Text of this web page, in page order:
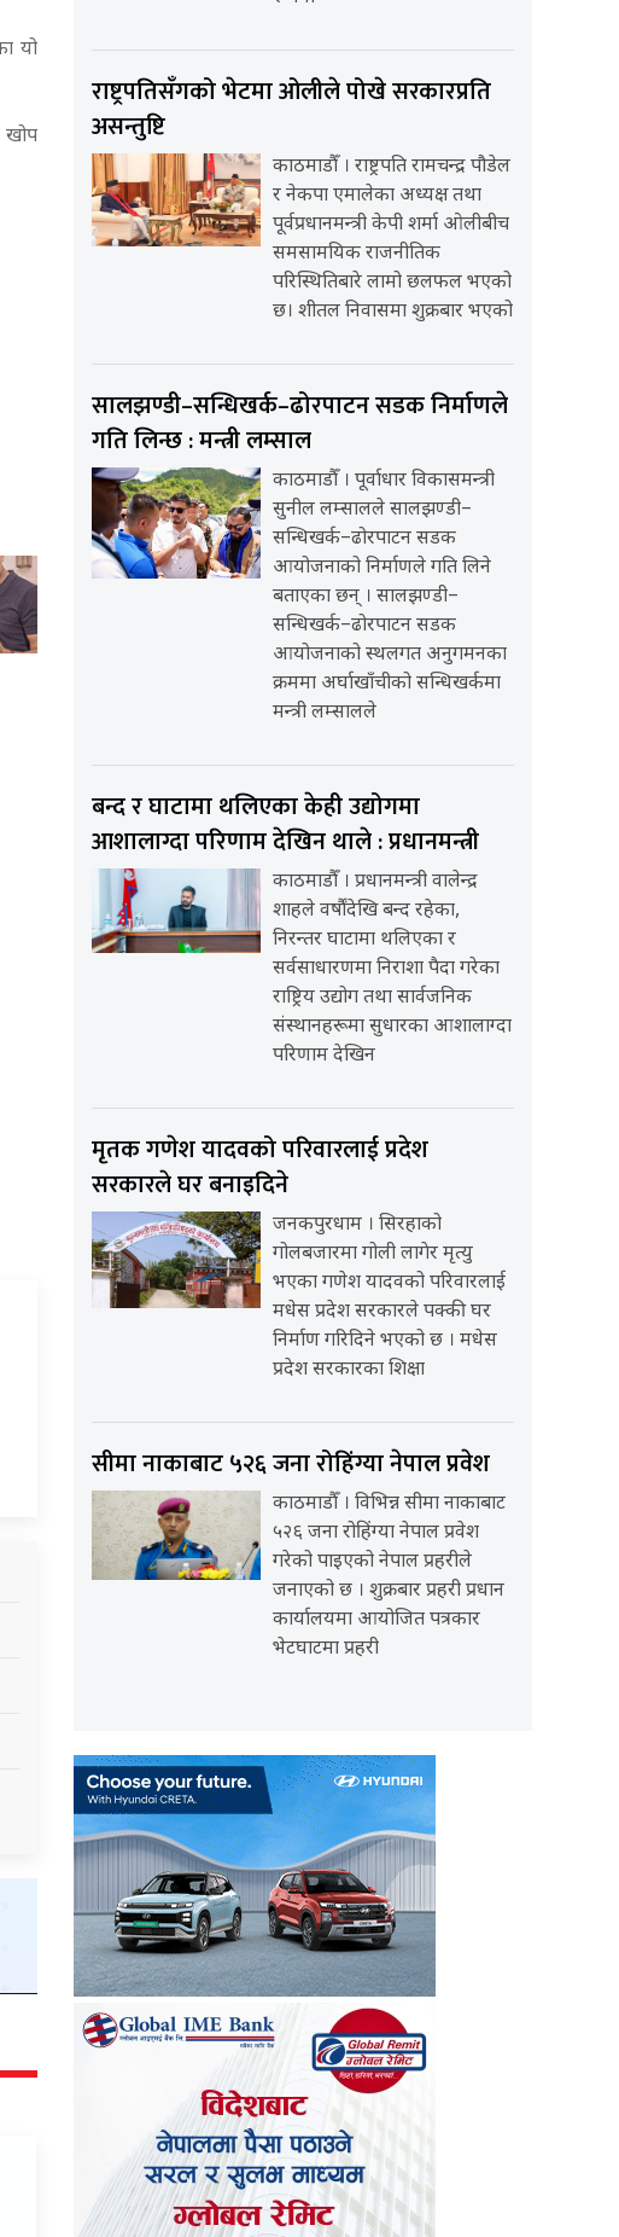
यो
खोप
राष्ट्रपतिसँगको भेटमा ओलीले पोखे सरकारप्रति
असन्तुष्टि
काठमाडौँ । राष्ट्रपति रामचन्द्र पौडेल
र नेकपा एमालेका अध्यक्ष तथा
पूर्वप्रधानमन्त्री केपी शर्मा ओलीबीच
समसामयिक राजनीतिक
परिस्थितिबारे लामो छलफल भएको
छ। शीतल निवासमा शुक्रबार भएको
सालझण्डी–सन्धिखर्क–ढोरपाटन सडक निर्माणले
गति लिन्छ : मन्त्री लम्साल
काठमाडौँ । पूर्वाधार विकासमन्त्री
सुनील लम्सालले सालझण्डी–
सन्धिखर्क–ढोरपाटन सडक
आयोजनाको निर्माणले गति लिने
बताएका छन् । सालझण्डी–
सन्धिखर्क–ढोरपाटन सडक
आयोजनाको स्थलगत अनुगमनका
क्रममा अर्घाखाँचीको सन्धिखर्कमा
मन्त्री लम्सालले
बन्द र घाटामा थलिएका केही उद्योगमा
आशालाग्दा परिणाम देखिन थाले : प्रधानमन्त्री
काठमाडौँ । प्रधानमन्त्री वालेन्द्र
शाहले वर्षौंदेखि बन्द रहेका,
निरन्तर घाटामा थलिएका र
सर्वसाधारणमा निराशा पैदा गरेका
राष्ट्रिय उद्योग तथा सार्वजनिक
संस्थानहरूमा सुधारका आशालाग्दा
परिणाम देखिन
मृतक गणेश यादवको परिवारलाई प्रदेश
सरकारले घर बनाइदिने
जनकपुरधाम । सिरहाको
गोलबजारमा गोली लागेर मृत्यु
भएका गणेश यादवको परिवारलाई
मधेस प्रदेश सरकारले पक्की घर
निर्माण गरिदिने भएको छ । मधेस
प्रदेश सरकारका शिक्षा
सीमा नाकाबाट ५२६ जना रोहिंग्या नेपाल प्रवेश
काठमाडौँ । विभिन्न सीमा नाकाबाट
५२६ जना रोहिंग्या नेपाल प्रवेश
गरेको पाइएको नेपाल प्रहरीले
जनाएको छ । शुक्रबार प्रहरी प्रधान
कार्यालयमा आयोजित पत्रकार
भेटघाटमा प्रहरी